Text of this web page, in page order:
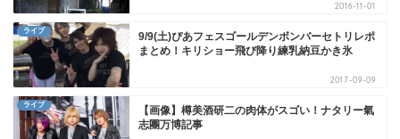
2016-11-01
ライブ
9/9(土)ぴあフェスゴールデンボンバーセトリレポ
まとめ！キリショー飛び降り練乳納豆かき氷
2017-09-09
ライブ
【画像】樽美酒研二の肉体がスゴい！ナタリー氣
志團万博記事